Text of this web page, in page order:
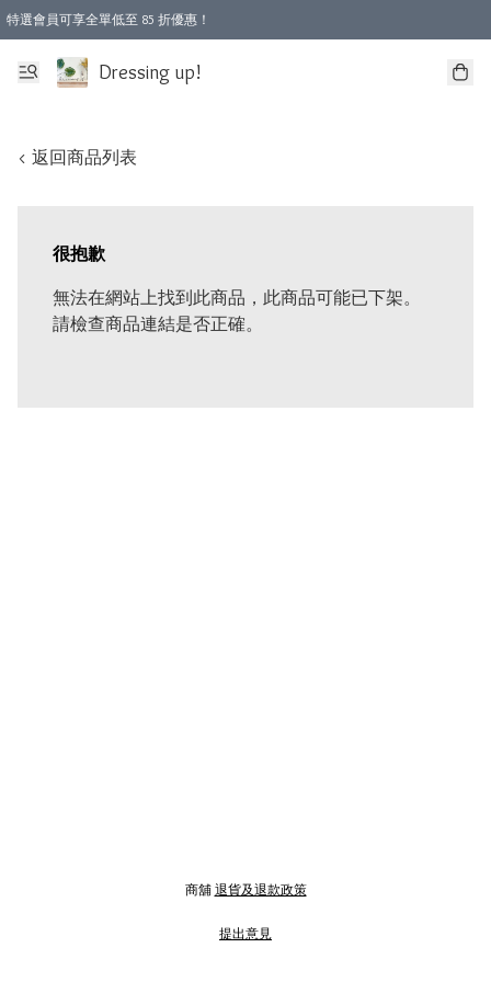
特選會員可享全單低至 85 折優惠！
Dressing up!
< 返回商品列表
很抱歉
無法在網站上找到此商品，此商品可能已下架。
請檢查商品連結是否正確。
商舖 退貨及退款政策
提出意見